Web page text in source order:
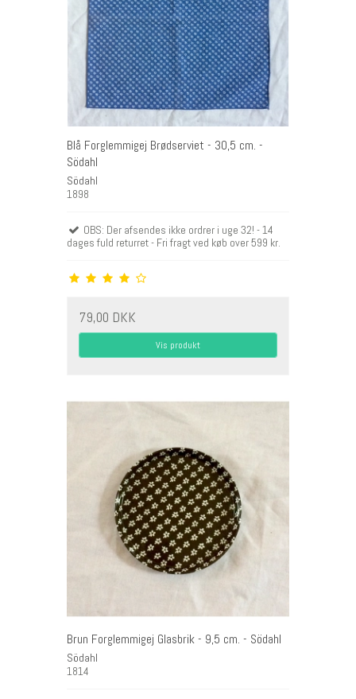
Blå Forglemmigej Brødserviet - 30,5 cm. -
Södahl
Södahl
1898
OBS: Der afsendes ikke ordrer i uge 32! - 14
dages fuld returret - Fri fragt ved køb over 599 kr.
79,00 DKK
Vis produkt
Brun Forglemmigej Glasbrik - 9,5 cm. - Södahl
Södahl
1814